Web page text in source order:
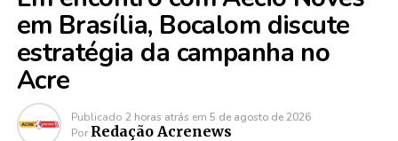
em Brasília, Bocalom discute
estratégia da campanha no
Acre
Publicado 2 horas atrás em 5 de agosto de 2026
Por Redação Acrenews